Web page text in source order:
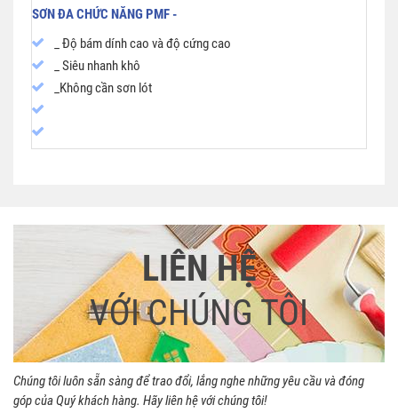
SƠN ĐA CHỨC NĂNG PMF -
_ Độ bám dính cao và độ cứng cao
_ Siêu nhanh khô
_Không cần sơn lót
LIÊN HỆ
VỚI CHÚNG TÔI
Chúng tôi luôn sẵn sàng để trao đổi, lắng nghe những yêu cầu và đóng
góp của Quý khách hàng. Hãy liên hệ với chúng tôi!